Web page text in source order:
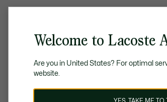
Welcome to Lacoste
Are you in United States? For optimal
website.